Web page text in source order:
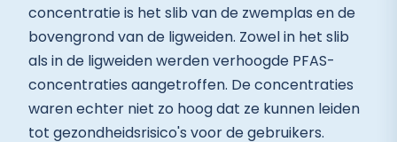
concentratie is het slib van de zwemplas en de
bovengrond van de ligweiden. Zowel in het slib
als in de ligweiden werden verhoogde PFAS-
concentraties aangetroffen. De concentraties
waren echter niet zo hoog dat ze kunnen leiden
tot gezondheidsrisico's voor de gebruikers.